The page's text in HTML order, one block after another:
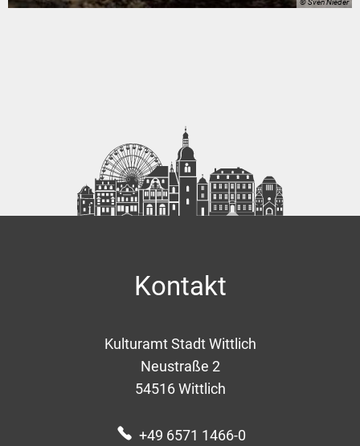
© Sven Nieder
Kontakt
Kulturamt Stadt Wittlich
Neustraße 2
54516 Wittlich
+49 6571 1466-0